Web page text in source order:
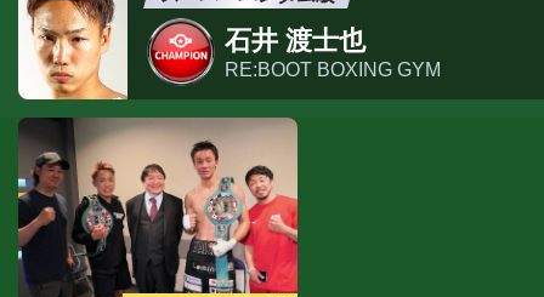
石井 渡士也
RE:BOOT BOXING GYM